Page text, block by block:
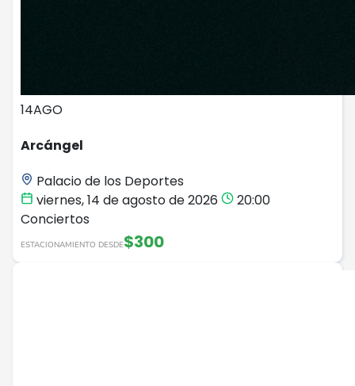
14AGO
Arcángel
Palacio de los Deportes
viernes, 14 de agosto de 2026
20:00
Conciertos
ESTACIONAMIENTO DESDE$300